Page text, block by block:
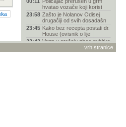
hvatao vozače koji korist
23:58 Zašto je Nolanov Odisej
drugačiji od svih dosadašn
23:45 Kako bez recepta postati dr.
House (ovisnik o lije
23:42 Varta u stečaju zbog gubitka
posla s Appleom i odbvrh stranice